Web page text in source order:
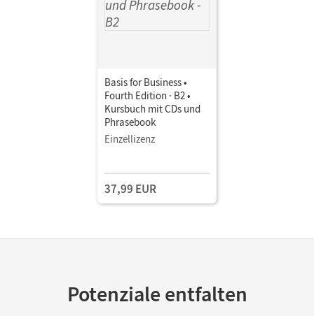
Basis for Business •
Fourth Edition · B2 •
Kursbuch mit CDs und
Phrasebook
Einzellizenz
37,99 EUR
Potenziale entfalten